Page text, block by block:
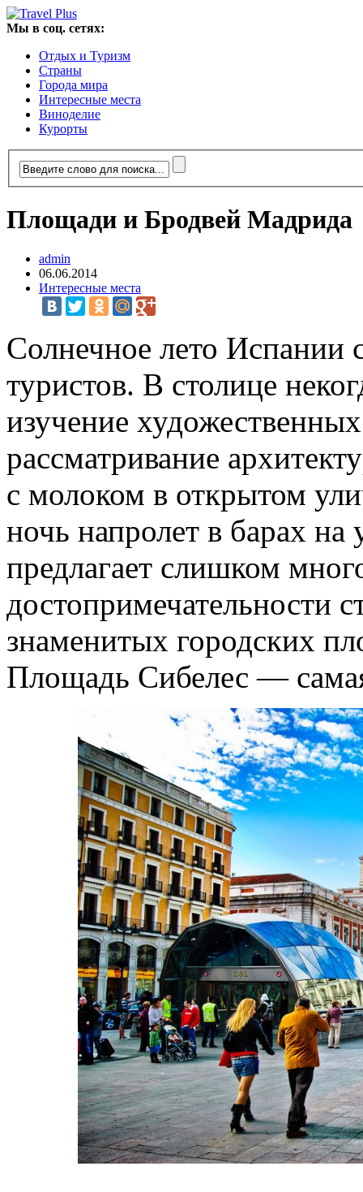
Мы в соц. сетях:
Отдых и Туризм
Страны
Города мира
Интересные места
Виноделие
Курорты
Площади и Бродвей Мадрида
admin
06.06.2014
Интересные места
Солнечное лето Испании
туристов. В столице
изучение
рассматривание
с молоком в открытом
ночь напролет в барах
предлагает слишком
достопримечательности
знаменитых городских
Площадь Сибелес —